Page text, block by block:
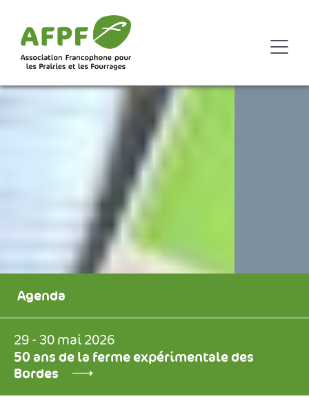
Agenda
29 - 30 mai 2026
50 ans de la ferme expérimentale des
Bordes